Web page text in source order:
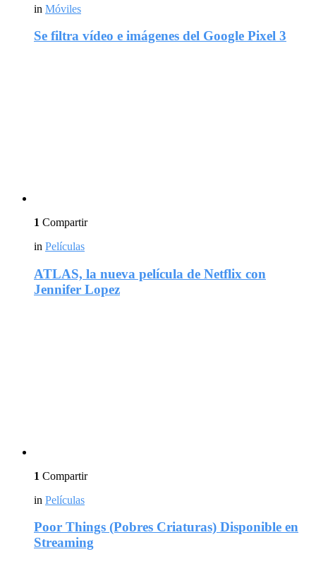
in Móviles
Se filtra vídeo e imágenes del Google Pixel 3
1 Compartir
in Películas
ATLAS, la nueva película de Netflix con
Jennifer Lopez
1 Compartir
in Películas
Poor Things (Pobres Criaturas) Disponible en
Streaming